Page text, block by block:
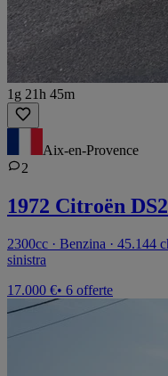
1g 21h 45m
Aix-en-Provence
2
1972 Citroën
2300cc · Benzina · 45.144
sinistra
17.000 €• 6 offerte